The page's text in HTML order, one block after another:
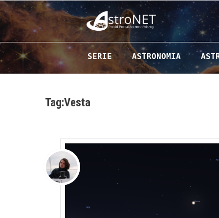
Przejdź do zawartości
SERIE ASTRONOMIA
Tag:Vesta